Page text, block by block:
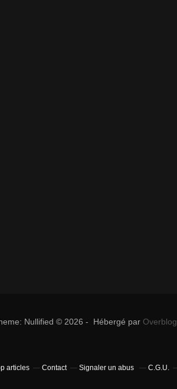
Nullified © 2026 - Hébergé par Overblog
articles Contact Signaler un abus C.G.U.